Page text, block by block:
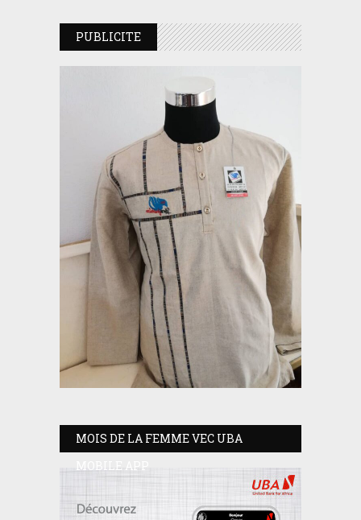
PUBLICITE
MOIS DE LA FEMME VEC UBA
MOBILE APP